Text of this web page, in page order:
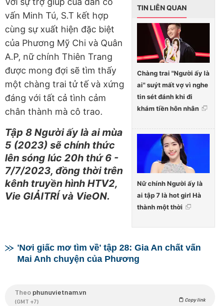
TIN LIÊN QUAN
Chàng trai "Người ấy là
ai" suýt mất vợ vì nghe
tin sét đánh khi đi
khám tiền hôn nhân
Nữ chính Người ấy là
ai tập 7 là hot girl Hà
thành một thời
vấn Minh Tú, S.T kết hợp
cùng sự xuất hiện đặc biệt
của Phương Mỹ Chi và Quân
A.P, nữ chính Thiên Trang
được mong đợi sẽ tìm thấy
một chàng trai tử tế và xứng
đáng với tất cả tình cảm
chân thành mà cô trao.
Tập 8 Người ấy là ai mùa
5 (2023) sẽ chính thức
lên sóng lúc 20h thứ 6 -
7/7/2023, đồng thời trên
kênh truyền hình HTV2,
Vie GIẢITRÍ và VieON.
'Nơi giấc mơ tìm về' tập 28: Gia An chất vấn
Mai Anh chuyện của Phương
Theo phunuvietnam.vn
(GMT +7) Copy link